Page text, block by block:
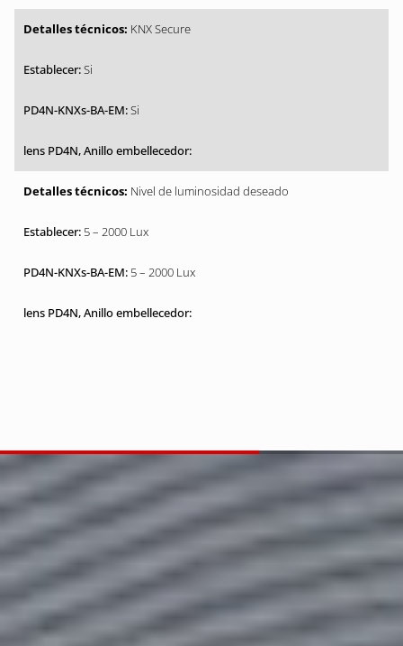
KNX Secure
Si
Si
Nivel de luminosidad deseado
5 – 2000 Lux
5 – 2000 Lux